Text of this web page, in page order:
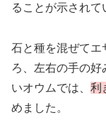
ることが示されて
石と種を混ぜてエ
ろ、左右の手の好
いオウムでは、 利
めました。